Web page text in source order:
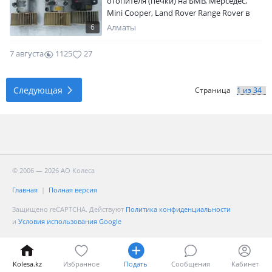
6
Mini Cooper, Land Rover Range Rover в
исправном состоянии из Японии с
Алматы
7 августа 1125 27
Следующая Страница
© 2006 — 2026 АО Колеса
Главная Полная версия
Защищено reCAPTCHA. Действуют Политика конфиденциальности
и Условия использования Google
Kolesa.kz Избранное Подать Сообщения Кабинет